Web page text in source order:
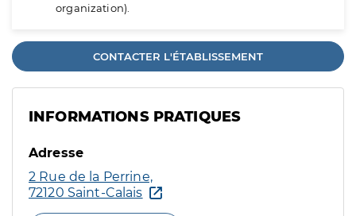
organization).
CONTACTER L'ÉTABLISSEMENT
INFORMATIONS PRATIQUES
Adresse
2 Rue de la Perrine,
72120 Saint-Calais